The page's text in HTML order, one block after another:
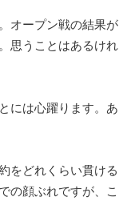
オープン戦の結果が
思うことはあるけれ
には心躍ります。あ
をどれくらい貫ける
の顔ぶれですが、こ